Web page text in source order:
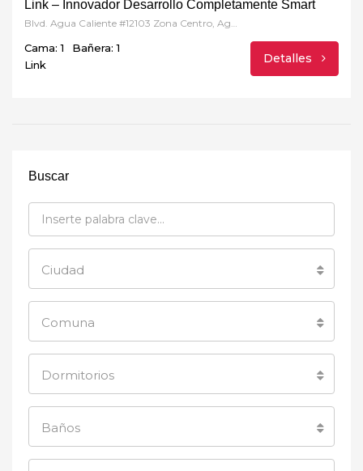
Link – Innovador Desarrollo Completamente Smart
Blvd. Agua Caliente #12103 Zona Centro, Agua Caliente, 22024 Tijuana, B.C.
Cama: 1
Bañera: 1
Link
Detalles
Buscar
Ciudad
Comuna
Dormitorios
Baños